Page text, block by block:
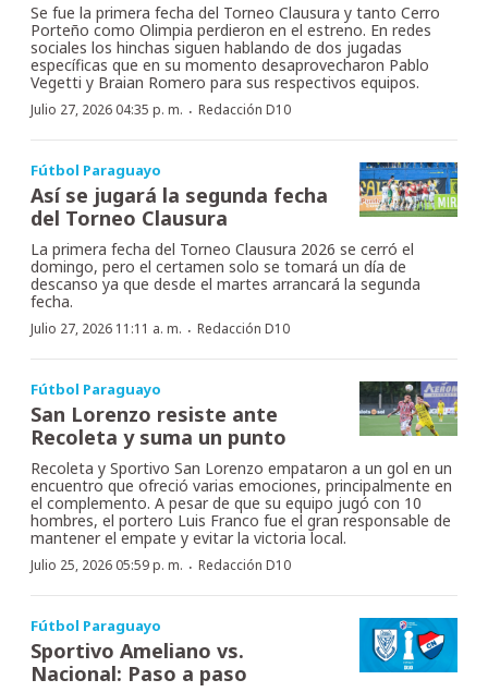
Se fue la primera fecha del Torneo Clausura y tanto Cerro
Porteño como Olimpia perdieron en el estreno. En redes
sociales los hinchas siguen hablando de dos jugadas
específicas que en su momento desaprovecharon Pablo
Vegetti y Braian Romero para sus respectivos equipos.
Julio 27, 2026 04:35 p. m. · Redacción D10
Fútbol Paraguayo
Así se jugará la segunda fecha
del Torneo Clausura
La primera fecha del Torneo Clausura 2026 se cerró el
domingo, pero el certamen solo se tomará un día de
descanso ya que desde el martes arrancará la segunda
fecha.
Julio 27, 2026 11:11 a. m. · Redacción D10
Fútbol Paraguayo
San Lorenzo resiste ante
Recoleta y suma un punto
Recoleta y Sportivo San Lorenzo empataron a un gol en un
encuentro que ofreció varias emociones, principalmente en
el complemento. A pesar de que su equipo jugó con 10
hombres, el portero Luis Franco fue el gran responsable de
mantener el empate y evitar la victoria local.
Julio 25, 2026 05:59 p. m. · Redacción D10
Fútbol Paraguayo
Sportivo Ameliano vs.
Nacional: Paso a paso